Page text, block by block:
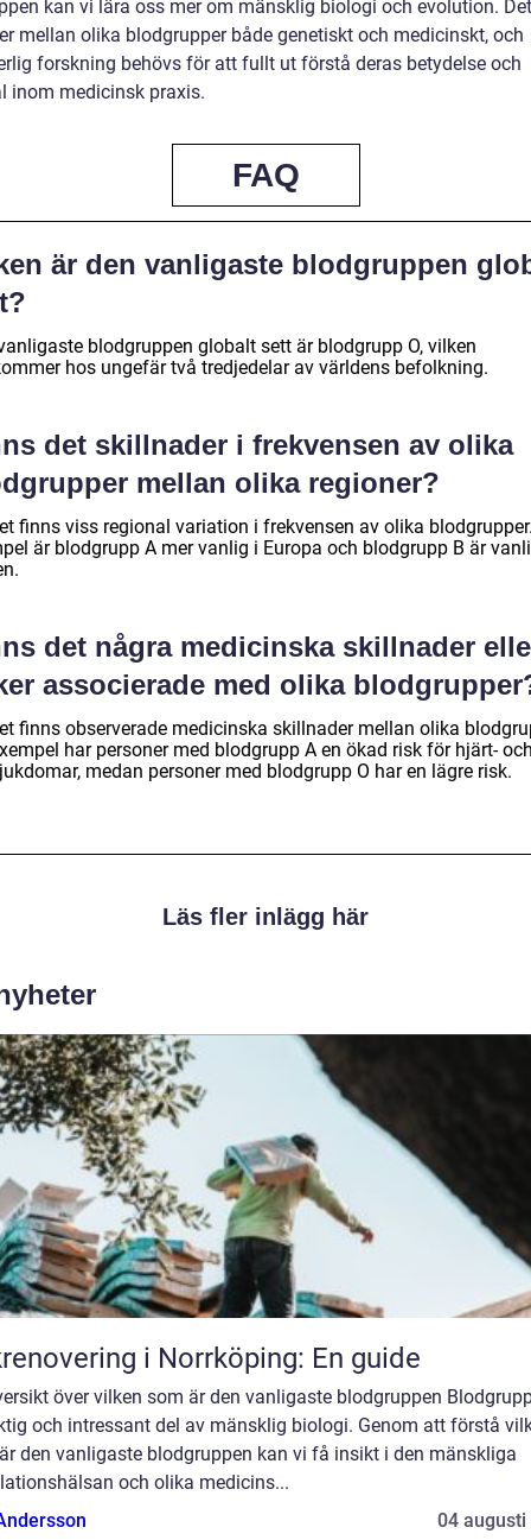
kan vi lära oss mer om mänsklig biologi och evolution.
mellan olika blodgrupper både genetiskt och medicinskt, och
forskning behövs för att fullt ut förstå deras betydelse och
inom medicinsk praxis.
FAQ
är den vanligaste blodgruppen
blodgruppen globalt sett är blodgrupp O, vilken
hos ungefär två tredjedelar av världens befolkning.
det skillnader i frekvensen av olika
mellan olika regioner?
finns viss regional variation i frekvensen av olika
är blodgrupp A mer vanlig i Europa och blodgrupp B är
det några medicinska skillnader
associerade med olika
finns observerade medicinska skillnader mellan olika
har personer med blodgrupp A en ökad risk för hjärt-
medan personer med blodgrupp O har en lägre risk.
Läs fler inlägg här
i Norrköping: En guide
över vilken som är den vanligaste blodgruppen
och intressant del av mänsklig biologi. Genom att förstå
den vanligaste blodgruppen kan vi få insikt i den mänskliga
och olika medicins...
04 augusti